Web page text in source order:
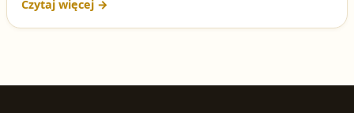
legalnie posiadać na podstawie pozwolenia? Odpowiedź
na to pytanie może Cię zaskoczyć!